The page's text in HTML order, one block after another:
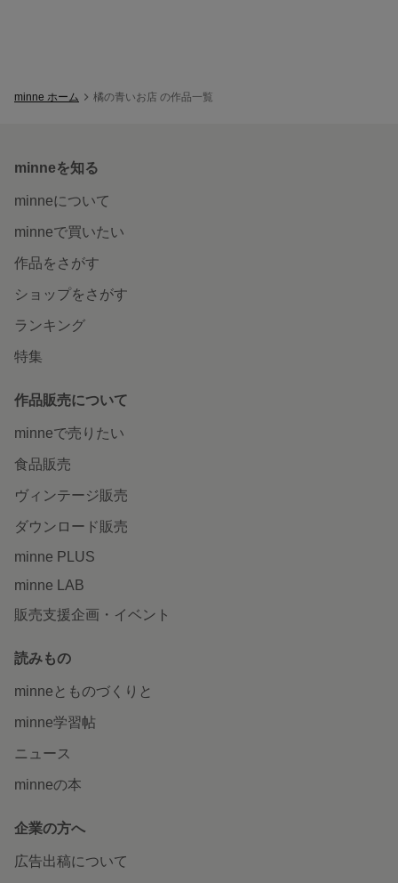
minne ホーム 橘の青いお店 の作品一覧
minneを知る
minneについて
minneで買いたい
作品をさがす
ショップをさがす
ランキング
特集
作品販売について
minneで売りたい
食品販売
ヴィンテージ販売
ダウンロード販売
minne PLUS
minne LAB
販売支援企画・イベント
読みもの
minneとものづくりと
minne学習帖
ニュース
minneの本
企業の方へ
広告出稿について